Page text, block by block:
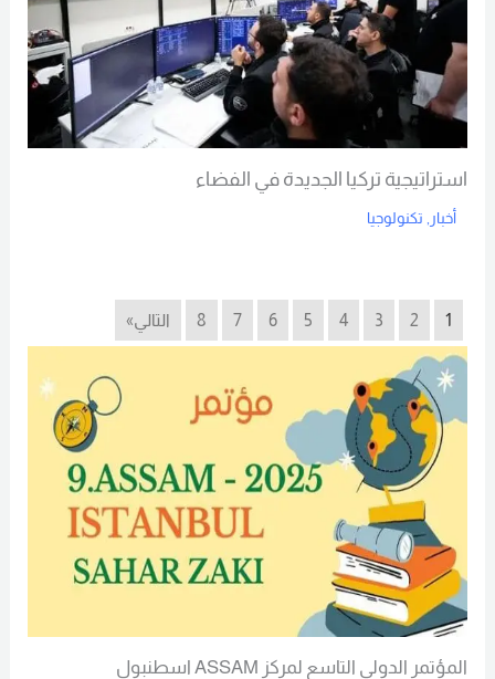
استراتيجية تركيا الجديدة في الفضاء
أخبار , تكنولوجيا
1
2
3
4
5
6
7
8 التالي»
المؤتمر الدولي التاسع لمركز ASSAM اسطنبول